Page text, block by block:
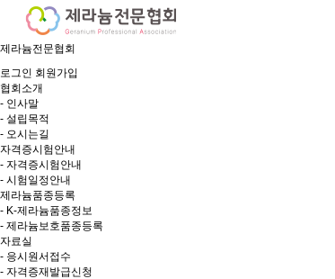
제라늄전문협회
로그인 회원가입
협회소개
- 인사말
- 설립목적
- 오시는길
자격증시험안내
- 자격증시험안내
- 시험일정안내
제라늄품종등록
- K-제라늄품종정보
- 제라늄보호품종등록
자료실
- 응시원서접수
- 자격증재발급신청